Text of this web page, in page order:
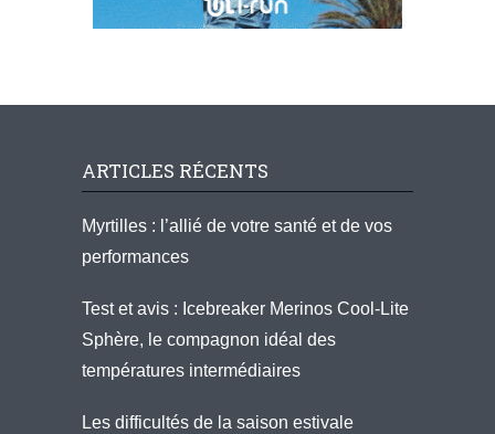
ARTICLES RÉCENTS
Myrtilles : l’allié de votre santé et de vos
performances
Test et avis : Icebreaker Merinos Cool-Lite
Sphère, le compagnon idéal des
températures intermédiaires
Les difficultés de la saison estivale